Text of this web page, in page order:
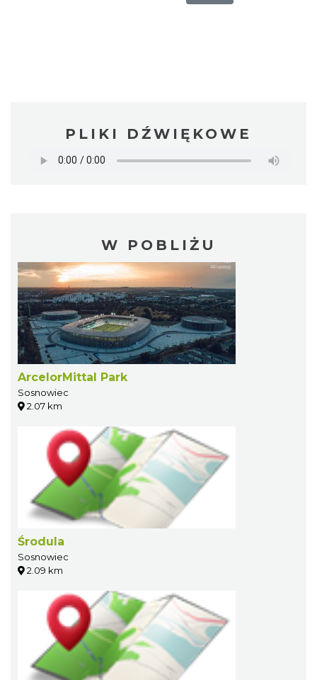
PLIKI DŹWIĘKOWE
W POBLIŻU
ArcelorMittal Park
Sosnowiec
2.07 km
Środula
Sosnowiec
2.09 km